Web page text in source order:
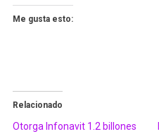
Me gusta esto:
Relacionado
Otorga Infonavit 1.2 billones